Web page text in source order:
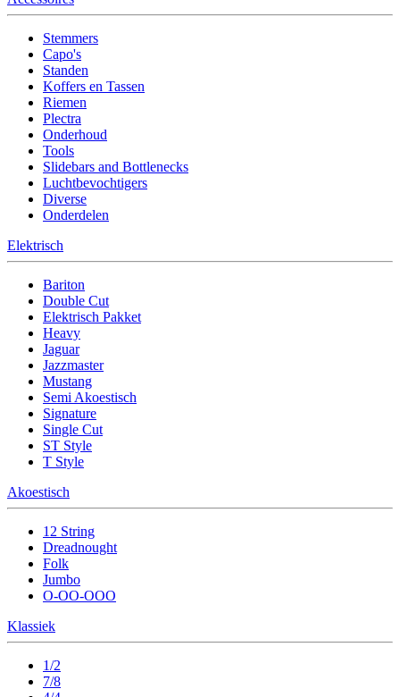
Stemmers
Capo's
Standen
Koffers en Tassen
Riemen
Plectra
Onderhoud
Tools
Slidebars and Bottlenecks
Luchtbevochtigers
Diverse
Onderdelen
Elektrisch
Bariton
Double Cut
Elektrisch Pakket
Heavy
Jaguar
Jazzmaster
Mustang
Semi Akoestisch
Signature
Single Cut
ST Style
T Style
Akoestisch
12 String
Dreadnought
Folk
Jumbo
O-OO-OOO
Klassiek
1/2
7/8